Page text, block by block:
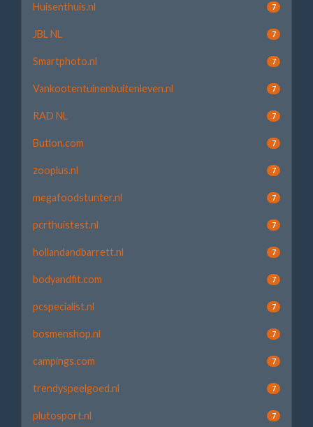
Huisenthuis.nl 7
JBL NL 7
Smartphoto.nl 7
Vankootentuinenbuitenleven.nl 7
RAD NL 7
Butlon.com 7
zooplus.nl 7
megafoodstunter.nl 7
pcrthuistest.nl 7
hollandandbarrett.nl 7
bodyandfit.com 7
pcspecialist.nl 7
bosmenshop.nl 7
campings.com 7
trendyspeelgoed.nl 7
plutosport.nl 7